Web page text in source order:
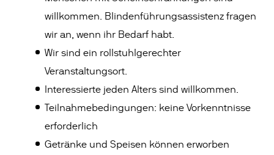
willkommen. Blindenführungsassistenz fragen
wir an, wenn ihr Bedarf habt.
Wir sind ein rollstuhlgerechter
Veranstaltungsort.
Interessierte jeden Alters sind willkommen.
Teilnahmebedingungen: keine Vorkenntnisse
erforderlich
Getränke und Speisen können erworben